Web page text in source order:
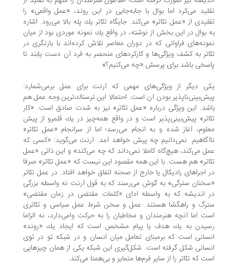
می‌كرد اما بوال با جابه‌جایی در این روند، «عمل واقعی» را
از «عمل تئاتر» می‌كند. جایگاه تئاتر یك پله بالا می‌رود. اشاره
بوال در این بخش از نوشته، در واقع یك نمونه موردی بود از میان
فراوانی كه در دوران معاصر تلاش كرده‌اند با بازنگری در
به كشف ویژگی‌ها و كاركردهای منحصر به فرد آن دست یابند تا
باشد برای پرسش «چه می‌كنیم؟»
دیگر از ویژگی‌های مهمی كه آرنت برای عمل برمی‌شمارد:
بودن آن است. احتمالا این ترسناك‌ترین وجه عمل هم
این ویژگی درباره «عمل تئاتر» نیز به ‌شدت صادق است. «كار
پیش‌بینی‌‌پذیر است و در واقع همه‌چیز در یك قلمرو از پیش
آغاز شده و به انجام می‌رسد؛ اما از سرانجام «عمل تئاتر»
نمی‌دانیم چه پیش خواهد آمد. آرنت می‌گوید: «كسی كه
می‌كند، هیچ‌گاه كاملا نمی‌داند كه چه می‌كند» و این ذاتی «عمل
هم هست. با این همه مقصود این نیست كه «عمل تئاتر» صرفا
اجراهای رادیكال یا خارج از صحنه اتفاق خواهد افتاد. در عمل تئاتر
سترگی» به گوش می‌رسند كه به قول آرنت نه واسطه بزرگی
اندیشه كه به واسطه ادای «كلمات مقتضی در زمان مقتضی»
و راهگشا هستند. عمل و سخن شرط عمل سیاسی و تئاتری
اما آنچه هنرمندان و مخاطبان را به حركت وا‌می‌دارد، نه الزاما
به یك هدف یا پیام مشخص است كه ایجاد یك «روند»
است كه برمبنای تعامل میان انسان و در شبكه تو در توی
شكل گرفته است. شكل‌گیری این شبكه یكی از همان چیزهایی
كه تئاتر را از سایر فرم‌ها متمایز و بی‌همتا می‌كند.